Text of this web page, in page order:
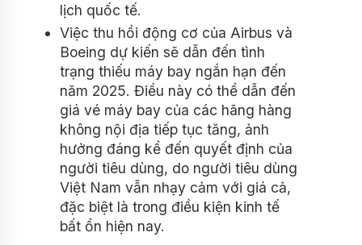
lịch quốc tế.
Việc thu hồi động cơ của Airbus và
Boeing dự kiến sẽ dẫn đến tình
trạng thiếu máy bay ngắn hạn đến
năm 2025. Điều này có thể dẫn đến
giá vé máy bay của các hãng hàng
không nội địa tiếp tục tăng, ảnh
hưởng đáng kể đến quyết định của
người tiêu dùng, do người tiêu dùng
Việt Nam vẫn nhạy cảm với giá cả,
đặc biệt là trong điều kiện kinh tế
bất ổn hiện nay.